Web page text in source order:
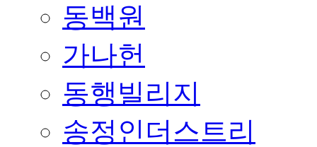
동백원
가나헌
동행빌리지
송정인더스트리